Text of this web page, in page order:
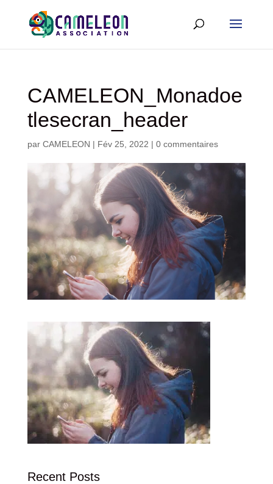
CAMELEON_Monadoe
tlesecran_header
par CAMELEON | Fév 25, 2022 | 0 commentaires
Recent Posts